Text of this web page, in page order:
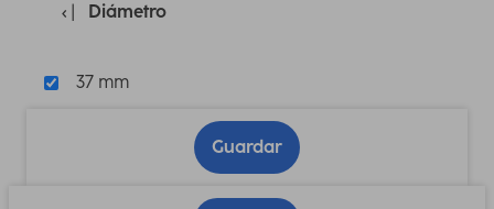
Diámetro
37 mm
Guardar